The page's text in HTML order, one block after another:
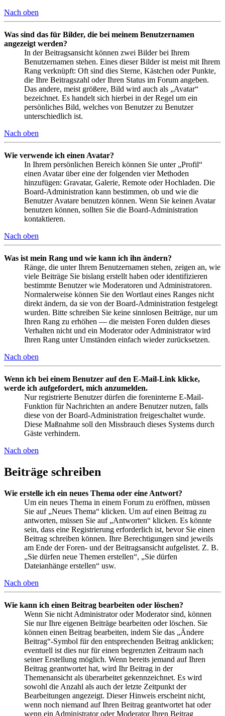
Nach oben
Was sind das für Bilder, die bei meinem Benutzernamen
angezeigt werden?
In der Beitragsansicht können zwei Bilder bei Ihrem
Benutzernamen stehen. Eines dieser Bilder ist meist mit Ihrem
Rang verknüpft: Oft sind dies Sterne, Kästchen oder Punkte,
die Ihre Beitragszahl oder Ihren Status im Forum angeben.
Das andere, meist größere, Bild wird auch als „Avatar“
bezeichnet. Es handelt sich hierbei in der Regel um ein
persönliches Bild, welches von Benutzer zu Benutzer
unterschiedlich ist.
Nach oben
Wie verwende ich einen Avatar?
In Ihrem persönlichen Bereich können Sie unter „Profil“
einen Avatar über eine der folgenden vier Methoden
hinzufügen: Gravatar, Galerie, Remote oder Hochladen. Die
Board-Administration kann bestimmen, ob und wie die
Benutzer Avatare benutzen können. Wenn Sie keinen Avatar
benutzen können, sollten Sie die Board-Administration
kontaktieren.
Nach oben
Was ist mein Rang und wie kann ich ihn ändern?
Ränge, die unter Ihrem Benutzernamen stehen, zeigen an, wie
viele Beiträge Sie bislang erstellt haben oder identifizieren
bestimmte Benutzer wie Moderatoren und Administratoren.
Normalerweise können Sie den Wortlaut eines Ranges nicht
direkt ändern, da sie von der Board-Administration festgelegt
wurden. Bitte schreiben Sie keine sinnlosen Beiträge, nur um
Ihren Rang zu erhöhen — die meisten Foren dulden dieses
Verhalten nicht und ein Moderator oder Administrator wird
Ihren Rang unter Umständen einfach wieder zurücksetzen.
Nach oben
Wenn ich bei einem Benutzer auf den E-Mail-Link klicke,
werde ich aufgefordert, mich anzumelden.
Nur registrierte Benutzer dürfen die foreninterne E-Mail-
Funktion für Nachrichten an andere Benutzer nutzen, falls
diese von der Board-Administration freigeschaltet wurde.
Diese Maßnahme soll den Missbrauch dieses Systems durch
Gäste verhindern.
Nach oben
Beiträge schreiben
Wie erstelle ich ein neues Thema oder eine Antwort?
Um ein neues Thema in einem Forum zu eröffnen, müssen
Sie auf „Neues Thema“ klicken. Um auf einen Beitrag zu
antworten, müssen Sie auf „Antworten“ klicken. Es könnte
sein, dass eine Registrierung erforderlich ist, bevor Sie einen
Beitrag schreiben können. Ihre Berechtigungen sind jeweils
am Ende der Foren- und der Beitragsansicht aufgelistet. Z. B.
„Sie dürfen neue Themen erstellen“, „Sie dürfen
Dateianhänge erstellen“ usw.
Nach oben
Wie kann ich einen Beitrag bearbeiten oder löschen?
Wenn Sie nicht Administrator oder Moderator sind, können
Sie nur Ihre eigenen Beiträge bearbeiten oder löschen. Sie
können einen Beitrag bearbeiten, indem Sie das „Ändere
Beitrag“-Symbol für den entsprechenden Beitrag anklicken;
eventuell ist dies nur für einen begrenzten Zeitraum nach
seiner Erstellung möglich. Wenn bereits jemand auf Ihren
Beitrag geantwortet hat, wird Ihr Beitrag in der
Themenansicht als überarbeitet gekennzeichnet. Es wird
sowohl die Anzahl als auch der letzte Zeitpunkt der
Bearbeitungen angezeigt. Dieser Hinweis erscheint nicht,
wenn noch niemand auf Ihren Beitrag geantwortet hat oder
wenn ein Administrator oder Moderator Ihren Beitrag